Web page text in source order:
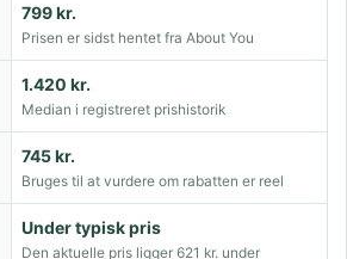
799 kr.
Prisen er sidst hentet fra About You
1.420 kr.
Median i registreret prishistorik
745 kr.
Bruges til at vurdere om rabatten er reel
Under typisk pris
Den aktuelle pris ligger 621 kr. under